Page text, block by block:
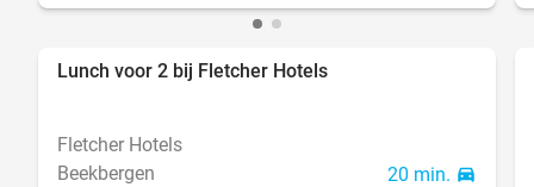
Lunch voor 2 bij Fletcher Hotels
Fletcher Hotels
Beekbergen
20 min. directions_car